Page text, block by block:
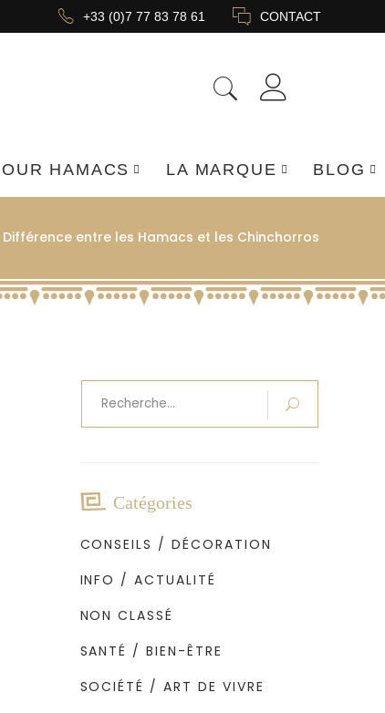
+33 (0)7 77 83 78 61 CONTACT
HAMACS LA MARQUE BLOG
Différence entre les Hamacs et les Chinchorros
pour
Catégories
CONSEILS / DÉCORATION
INFO / ACTUALITÉ
NON CLASSÉ
SANTÉ / BIEN-ÊTRE
SOCIÉTÉ / ART DE VIVRE